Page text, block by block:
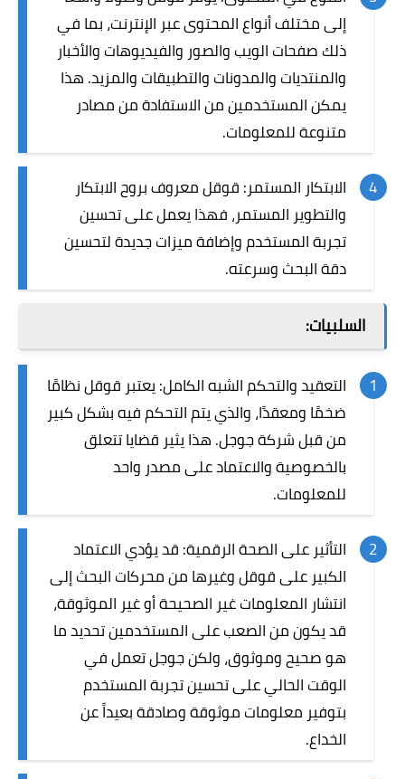
إلى مختلف أنواع المحتوى عبر الإنترنت، بما في
ذلك صفحات الويب والصور والفيديوهات والأخبار
والمنتديات والمدونات والتطبيقات والمزيد. هذا
يمكن المستخدمين من الاستفادة من مصادر
متنوعة للمعلومات.
الابتكار المستمر: قوقل معروف بروح الابتكار
والتطوير المستمر، فهذا يعمل على تحسين
تجربة المستخدم وإضافة ميزات جديدة لتحسين
دقة البحث وسرعته.
السلبيات:
التعقيد والتحكم الشبه الكامل: يعتبر قوقل نظامًا
ضخمًا ومعقدًا، والذي يتم التحكم فيه بشكل كبير
من قبل شركة جوجل. هذا يثير قضايا تتعلق
بالخصوصية والاعتماد على مصدر واحد
للمعلومات.
التأثير على الصحة الرقمية: قد يؤدي الاعتماد
الكبير على قوقل وغيرها من محركات البحث إلى
انتشار المعلومات غير الصحيحة أو غير الموثوقة،
قد يكون من الصعب على المستخدمين تحديد ما
هو صحيح وموثوق، ولكن جوجل تعمل في
الوقت الحالي على تحسين تجربة المستخدم
بتوفير معلومات موثوقة وصادقة بعيداً عن
الخداع.